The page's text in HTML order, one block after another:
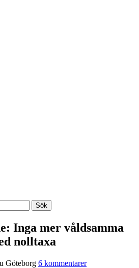
Inga mer våldsamma
nolltaxa
Göteborg 6 kommentarer